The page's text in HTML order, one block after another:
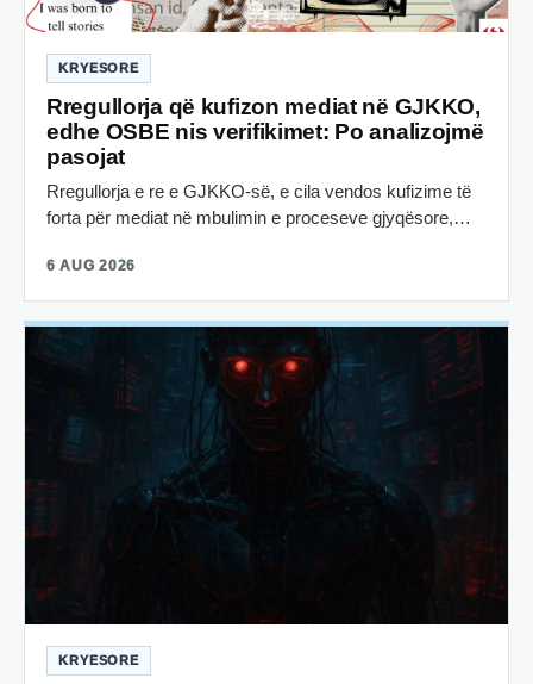
KRYESORE
Rregullorja që kufizon mediat në GJKKO,
edhe OSBE nis verifikimet: Po analizojmë
pasojat
Rregullorja e re e GJKKO-së, e cila vendos kufizime të
forta për mediat në mbulimin e proceseve gjyqësore,…
6 AUG 2026
KRYESORE